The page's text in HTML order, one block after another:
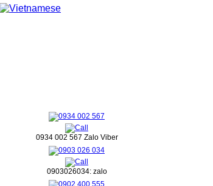
0934 002 567 Zalo Viber
0903026034: zalo